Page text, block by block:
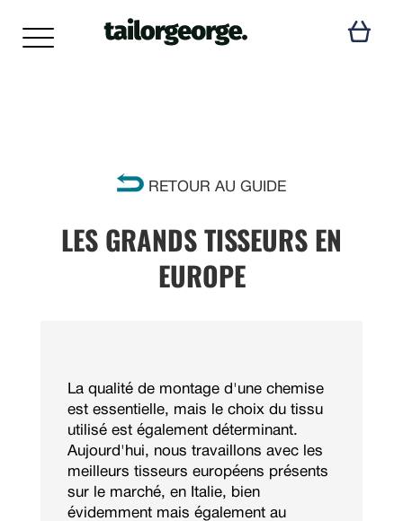
RETOUR AU GUIDE
LES GRANDS TISSEURS EN
EUROPE
La qualité de montage d'une chemise
est essentielle, mais le choix du tissu
utilisé est également déterminant.
Aujourd'hui, nous travaillons avec les
meilleurs tisseurs européens présents
sur le marché, en Italie, bien
évidemment mais également au